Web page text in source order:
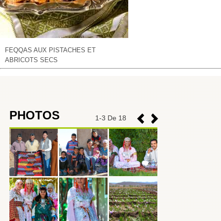
FEQQAS AUX PISTACHES ET
ABRICOTS SECS
1-3 De 18
PHOTOS